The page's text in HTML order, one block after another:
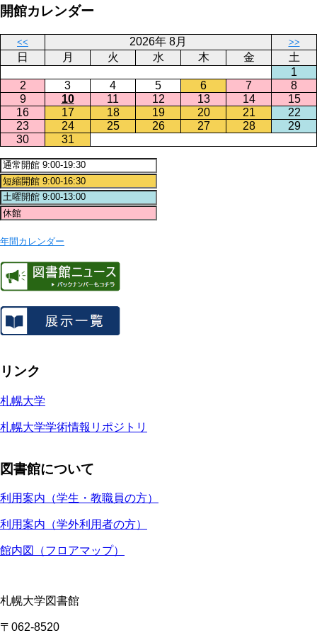
開館カレンダー
<< 2026年 8月 >>
日 月 火 水 木 金
土
1
2
3 4 5 6 7
8
9
10 11 12 13 14
15
16
17 18 19 20 21
22
23
24 25 26 27 28
29
30
31
年間カレンダー
リンク
札幌大学
札幌大学学術情報リポジトリ
図書館について
利用案内（学生・教職員の方）
利用案内（学外利用者の方）
館内図（フロアマップ）
札幌大学図書館
〒062-8520